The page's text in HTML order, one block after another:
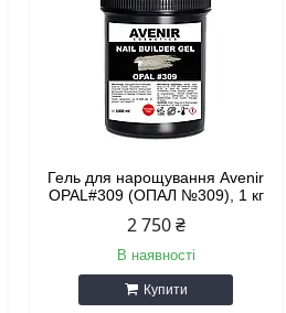
Гель для нарощування Avenir
OPAL#309 (ОПАЛ №309), 1 кг
2 750 ₴
В наявності
Купити